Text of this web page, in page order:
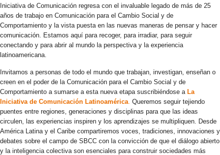
Iniciativa de Comunicación regresa con el invaluable legado de más de 25
años de trabajo en Comunicación para el Cambio Social y de
Comportamiento y la vista puesta en las nuevas maneras de pensar y hacer
comunicación. Estamos aquí para recoger, para irradiar, para seguir
conectando y para abrir al mundo la perspectiva y la experiencia
latinoamericana.
Invitamos a personas de todo el mundo que trabajan, investigan, enseñan o
creen en el poder de la Comunicación para el Cambio Social y de
Comportamiento a sumarse a esta nueva etapa suscribiéndose a La
Iniciativa de Comunicación Latinoamérica. Queremos seguir tejiendo
puentes entre regiones, generaciones y disciplinas para que las ideas
circulen, las experiencias inspiren y los aprendizajes se multipliquen. Desde
América Latina y el Caribe compartiremos voces, tradiciones, innovaciones y
debates sobre el campo de SBCC con la convicción de que el diálogo abierto
y la inteligencia colectiva son esenciales para construir sociedades más